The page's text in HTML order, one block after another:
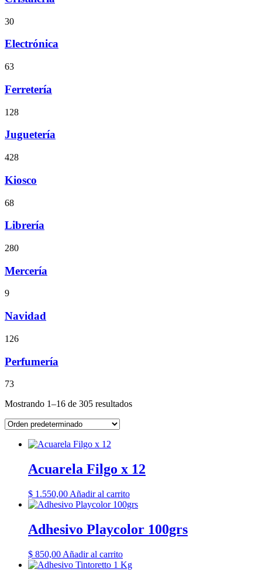
30
Electrónica
63
Ferretería
128
Juguetería
428
Kiosco
68
Librería
280
Mercería
9
Navidad
126
Perfumería
73
Mostrando 1–16 de 305 resultados
Acuarela Filgo x 12
$ 1.550,00 Añadir al carrito
Adhesivo Playcolor 100grs
$ 850,00 Añadir al carrito